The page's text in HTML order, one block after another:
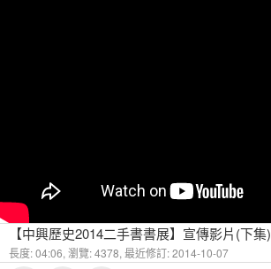
【中興歷史2014二手書書展】宣傳影片(下集)
長度: 04:06, 瀏覽: 4378, 最近修訂: 2014-10-07